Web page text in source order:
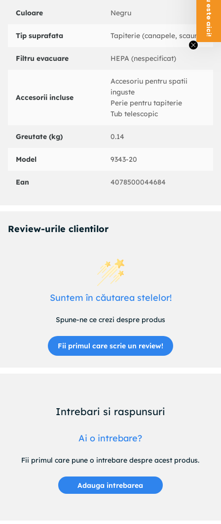
Culoare Negru
Tip suprafata Tapiterie (canapele, scaune)
Filtru evacuare HEPA (nespecificat)
Accesorii incluse
Accesoriu pentru spatii
inguste
Perie pentru tapiterie
Tub telescopic
Greutate (kg) 0.14
Model 9343-20
Ean 4078500044684
Review-urile clientilor
Suntem în căutarea stelelor!
Spune-ne ce crezi despre produs
Fii primul care scrie un review!
Intrebari si raspunsuri
Ai o intrebare?
Fii primul care pune o intrebare despre acest produs.
Adauga intrebarea